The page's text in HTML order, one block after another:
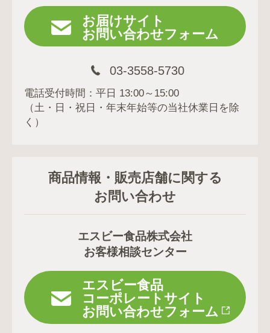
お届けサイト
お問い合わせフォーム
03-3558-5730
電話受付時間：平日 13:00～15:00
（土・日・祝日・年末年始等の当社休業日を除
く）
商品情報・販売店舗に関する
お問い合わせ
エスビー食品株式会社
お客様相談センター
エスビー食品
コーポレートサイト
お問い合わせフォーム